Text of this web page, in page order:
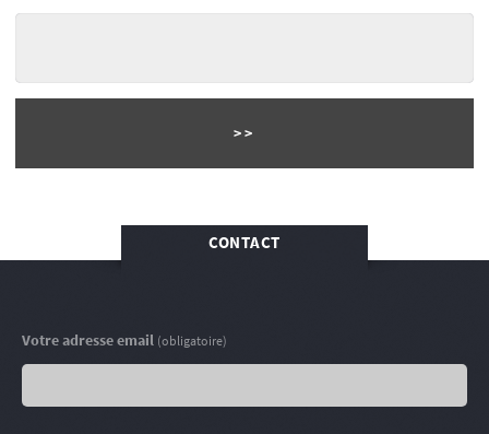
CONTACT
Votre adresse email (obligatoire)